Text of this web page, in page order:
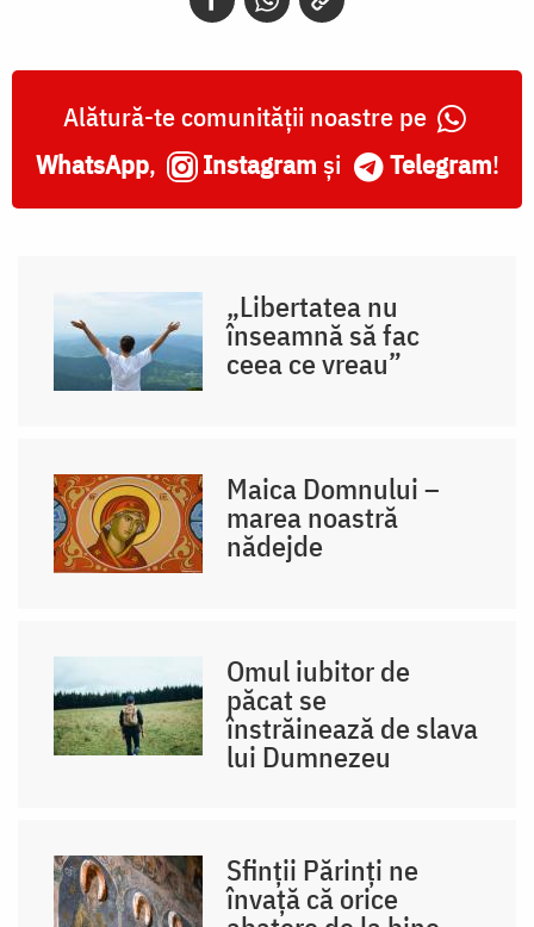
Alătură-te comunității noastre pe
WhatsApp, Instagram și Telegram!
„Libertatea nu
înseamnă să fac
ceea ce vreau”
Maica Domnului –
marea noastră
nădejde
Omul iubitor de
păcat se
înstrăinează de slava
lui Dumnezeu
Sfinții Părinți ne
învață că orice